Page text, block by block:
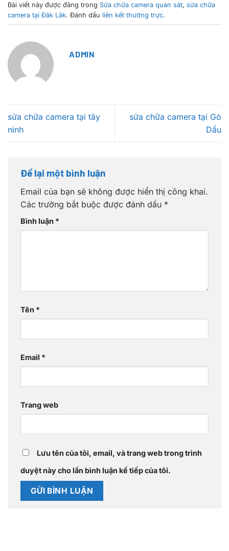
Bài viết này được đăng trong Sửa chữa camera quan sát, sửa chữa
camera tại Đăk Lăk. Đánh dấu liên kết thường trực.
ADMIN
sửa chữa camera tại tây
ninh
sửa chữa camera tại Gò
Dầu
Để lại một bình luận
Email của bạn sẽ không được hiển thị công khai.
Các trường bắt buộc được đánh dấu *
Bình luận *
Tên *
Email *
Trang web
Lưu tên của tôi, email, và trang web trong trình
duyệt này cho lần bình luận kế tiếp của tôi.